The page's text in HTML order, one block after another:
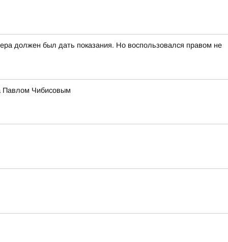
должен был дать показания. Но воспользовался правом не
Павлом Чибисовым